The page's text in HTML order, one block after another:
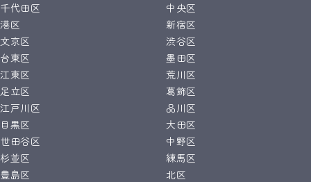
千代田区
中央区
港区
新宿区
文京区
渋谷区
台東区
墨田区
江東区
荒川区
足立区
葛飾区
江戸川区
品川区
目黒区
大田区
世田谷区
中野区
杉並区
練馬区
豊島区
北区